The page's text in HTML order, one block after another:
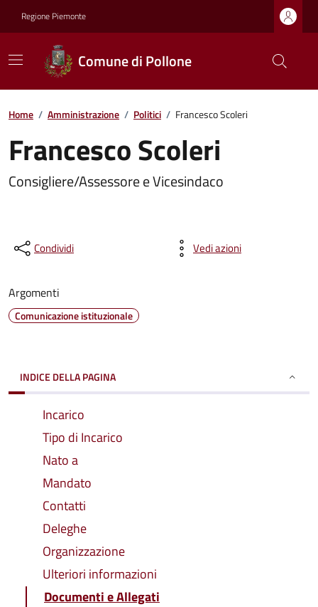
Regione Piemonte
Comune di Pollone
Home / Amministrazione / Politici / Francesco Scoleri
Francesco Scoleri
Consigliere/Assessore e Vicesindaco
Condividi Vedi azioni
Argomenti
Comunicazione istituzionale
INDICE DELLA PAGINA
Incarico
Tipo di Incarico
Nato a
Mandato
Contatti
Deleghe
Organizzazione
Ulteriori informazioni
Documenti e Allegati